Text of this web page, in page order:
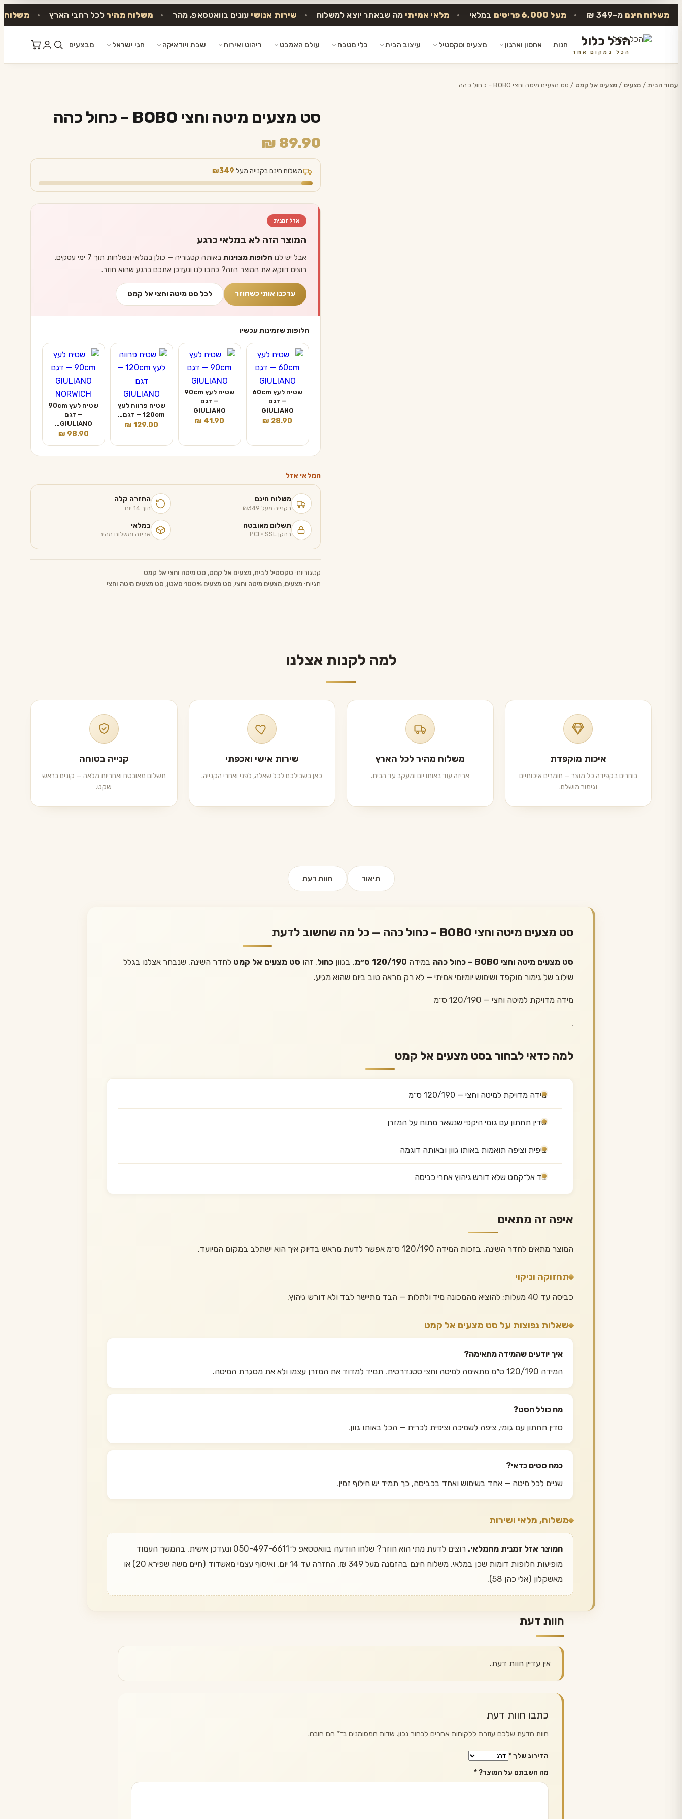
משלוח חינם מ-349 ₪ • מעל 6,000 פריטים במלאי • מלאי אמיתי מה שבאתר יוצא למשלוח • שירות אנושי עונים בוואטסאפ, מהר • משלוח מהיר לכל רחבי הארץ • משלוח
הכל כלול
הכל במקום אחד
חנות אחסון וארגון מצעים וטקסטיל עיצוב הבית כלי מטבח עולם האמבט ריהוט ואירוח שבת ויודאיקה חגי ישראל מבצעים
עמוד הבית/ מצעים /מצעים אל קמט / סט מצעים מיטה וחצי BOBO – כחול כהה
סט מצעים מיטה וחצי BOBO – כחול כהה
₪ 89.90
משלוח חינם בקנייה מעל ₪349
אזל זמנית
המוצר הזה לא במלאי כרגע
אבל יש לנו חלופות מצוינות
באותה קטגוריה — כולן במלאי ונשלחות תוך 7 ימי עסקים.
רוצים דווקא את המוצר הזה? כתבו לנו ונעדכן אתכם ברגע שהוא חוזר.
עדכנו אותי כשחוזר לכל סט מיטה וחצי אל קמט
חלופות שזמינות עכשיו
שטיח לעץ 60cm
— דגם
GIULIANO
₪ 28.90
שטיח לעץ 90cm
— דגם
GIULIANO
₪ 41.90
שטיח פרווה לעץ
120cm — דגם…
₪ 129.00
שטיח לעץ 90cm
— דגם
GIULIANO…
₪ 98.90
המלאי אזל
משלוח חינם
בקנייה מעל ₪349
החזרה קלה
תוך 14 יום
תשלום מאובטח
בתקן PCI · SSL
במלאי
אריזה ומשלוח מהיר
קטגוריות: טקסטיל לבית,מצעים אל קמט, סט מיטה וחצי אל קמט
תגיות:מצעים,מצעים מיטה וחצי, סט מצעים 100% סאטן , סט מצעים מיטה וחצי
למה לקנות אצלנו
איכות מוקפדת
בוחרים בקפידה כל מוצר — חומרים איכותיים
וגימור מושלם.
משלוח מהיר לכל הארץ
אריזה עוד באותו יום ומעקב עד הבית.
שירות אישי ואכפתי
כאן בשבילכם לכל שאלה, לפני ואחרי הקנייה.
קנייה בטוחה
תשלום מאובטח ואחריות מלאה — קונים בראש
שקט.
תיאור חוות דעת
סט מצעים מיטה וחצי BOBO – כחול כהה — כל מה שחשוב לדעת
סט מצעים מיטה וחצי BOBO – כחול כהה במידה 120/190 ס״מ , בגווןכחול. זהו סט מצעים אל קמט לחדר השינה, שנבחר אצלנו בגלל
שילוב של גימור מוקפד ושימוש יומיומי אמיתי — לא רק מראה טוב ביום שהוא מגיע.
מידה מדויקת למיטה וחצי — 120/190 ס״מ
.
למה כדאי לבחור בסט מצעים אל קמט
מידה מדויקת למיטה וחצי — 120/190 ס״מ
סדין תחתון עם גומי היקפי שנשאר מתוח על המזרן
ציפית וציפה תואמות באותו גוון ובאותה דוגמה
בד אל־קמט שלא דורש גיהוץ אחרי כביסה
איפה זה מתאים
המוצר מתאים לחדר השינה. בזכות המידה 120/190 ס״מ אפשר לדעת מראש בדיוק איך הוא ישתלב במקום המיועד.
תחזוקה וניקוי
כביסה עד 40 מעלות; להוציא מהמכונה מיד ולתלות — הבד מתיישר לבד ולא דורש גיהוץ.
שאלות נפוצות על סט מצעים אל קמט
איך יודעים שהמידה מתאימה?
המידה 120/190 ס״מ מתאימה למיטה וחצי סטנדרטית. תמיד למדוד את המזרן עצמו ולא את מסגרת המיטה.
מה כולל הסט?
סדין תחתון עם גומי, ציפה לשמיכה וציפית לכרית — הכל באותו גוון.
כמה סטים כדאי?
שניים לכל מיטה — אחד בשימוש ואחד בכביסה, כך תמיד יש חילוף זמין.
משלוח, מלאי ושירות
המוצר אזל זמנית מהמלאי.
רוצים לדעת מתי הוא חוזר? שלחו הודעה בוואטסאפ ל־050-497-6611 ונעדכן אישית. בהמשך העמוד
מופיעות חלופות דומות שכן במלאי. משלוח חינם בהזמנה מעל 349 ₪, החזרה עד 14 יום, ואיסוף עצמי מאשדוד (חיים משה שפירא 20) או
מאשקלון (אלי כהן 58).
חוות דעת
אין עדיין חוות דעת.
כתבו חוות דעת
חוות הדעת שלכם עוזרת ללקוחות אחרים לבחור נכון. שדות המסומנים ב־* הם חובה.
הדירוג שלך*
מה חשבתם על המוצר?*